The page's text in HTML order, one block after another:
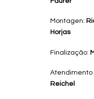
Montagen:
Horjas
Finalização:
Atendimento
Reichel